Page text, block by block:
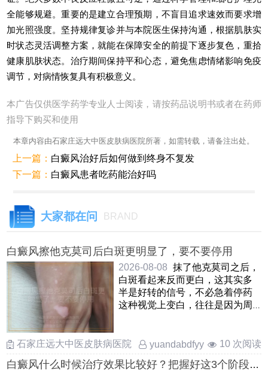
全能够规避。重要的是建立合理预期，不盲目追求速效而要求增
加光照强度。坚持规律复诊并与本院医生保持沟通，根据肌肤实
时状态灵活调整方案，就能在保障安全的前提下逐步复色，重拾
健康肌肤状态。治疗期间保持平和心态，避免焦虑情绪影响免疫
调节，对病情恢复具有积极意义。
本广告仅供医学药学专业人士阅读，请按药品说明书或者在药师
指导下购买和使用
本章内容由石家庄远大中医皮肤病医院所著，如需转载，请备注出处。
上一篇： 白癜风治好后如何做到终身不复发
下一篇： 白癜风患者吃药能治好吗
大家都在问 BRAND
白癜风擦他克莫司后白斑更明显了，要不要停用
2026-08-08 抹了他克莫司之后，
白斑看起来反而更白，这其实多
半是好转的信号，不必急着停药
这种视觉上变白，往往是因为周
石家庄远大中医皮肤病医院
yuandabdfyy 10 次阅读
白癜风什么时候治疗效果比较好？把握好这3个阶段复